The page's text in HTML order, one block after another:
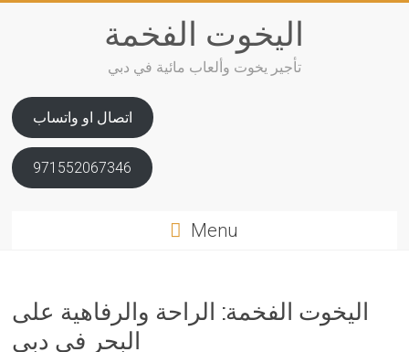
اليخوت الفخمة
تأجير يخوت وألعاب مائية في دبي
اتصال او واتساب
971552067346
Menu
اليخوت الفخمة: الراحة والرفاهية على
البحر في دبي